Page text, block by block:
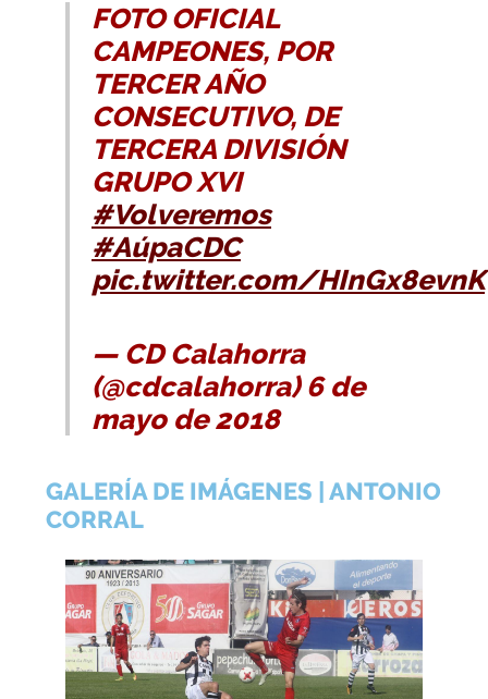
FOTO OFICIAL
CAMPEONES, POR
TERCER AÑO
CONSECUTIVO, DE
TERCERA DIVISIÓN
GRUPO XVI
#Volveremos
#AúpaCDC
pic.twitter.com/HInGx8evnK
— CD Calahorra
(@cdcalahorra) 6 de
mayo de 2018
GALERÍA DE IMÁGENES | ANTONIO
CORRAL